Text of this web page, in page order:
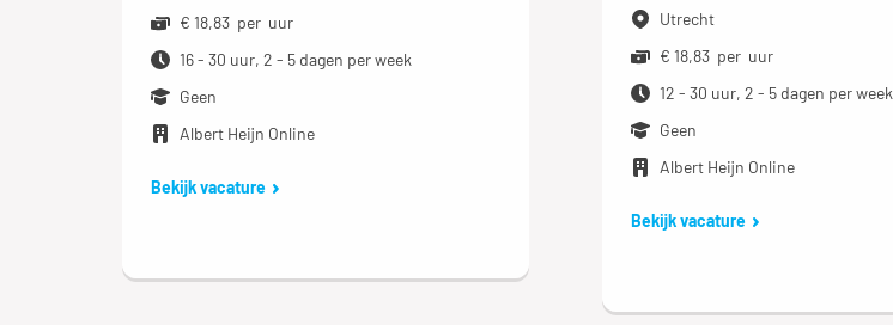
€ 18,83 per uur
16 - 30 uur, 2 - 5 dagen per week
Geen
Albert Heijn Online
Bekijk vacature
Utrecht
€ 18,83 per uur
12 - 30 uur, 2 - 5 dagen per week
Geen
Albert Heijn Online
Bekijk vacature